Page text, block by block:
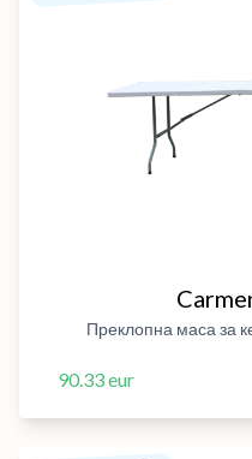
Преклопна маса за
90.33 eur